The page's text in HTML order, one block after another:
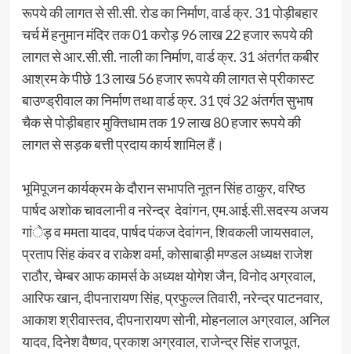
रूपये की लागत से सी.सी. रोड का निर्माण, वार्ड क्र. 31 पोड़ीबहार
चर्च में हनुमान मंदिर तक 01 करोड़ 96 लाख 22 हजार रूपये की
लागत से आर.सी.सी. नाली का निर्माण, वार्ड क्र. 31 अंतर्गत कबीर
आश्रम के पीछे 13 लाख 56 हजार रूपये की लागत से प्रीकास्ट
बाउण्ड्रीवाल का निर्माण तथा वार्ड क्र. 31 एवं 32 अंतर्गत सुभाष
चैक से पोड़ीबहार मुक्तिधाम तक 19 लाख 80 हजार रूपये की
लागत से सड़क बत्ती प्रदाय कार्य शामिल हैं।
भूमिपूजन कार्यक्रम के दौरान सभापति नूतन सिंह ठाकुर, वरिष्ठ
पार्षद अशोक चावलानी व नरेन्द्र देवांगन, एम.आई.सी.सदस्य अजय
गांेड़ व ममता यादव, पार्षद पंकज देवांगन, शिवकली जायसवाल,
प्रताप सिंह कंवर व राकेश वर्मा, कोसाबाड़ी मण्डल अध्यक्ष राजेश
राठौर, चेम्बर आफ कामर्स के अध्यक्ष योगेश जैन, विनोद अग्रवाल,
आरिफ खान, दीपनारायण सिंह, प्रफुल्ल तिवारी, नरेन्द्र पाटनवार,
आकाश श्रीवास्तव, दीपनारायण सोनी, मोहनलाल अग्रवाल, अनिल
यादव, दिनेश वैष्णव, प्रकाश अग्रवाल, राजेन्द्र सिंह राजपूत,